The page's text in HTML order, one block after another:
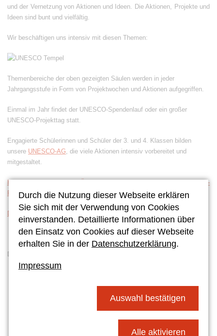
und der Vernetzung von Aktionen und Ideen. Die Aktionen, Projekte und
Ideen sind bunt und vielfältig.
Wir beschäftigen uns intensiv mit diesen Themen:
Themenbereiche der oben gezeigten Säulen werden in jeder
Jahrgangsstufe in Form von Projektwochen und Aktionen aufgegriffen.
Einmal im Jahr findet der UNESCO-Spendenlauf oder ein großer
UNESCO-Projekttag statt.
Engagierte Schülerinnen und Schüler der 3. und 4. Klassen bilden
unsere UNESCO-AG, die viele Aktionen intensiv vorbereitet und
mitgestaltet.
Hier finden Sie einen Überblick über die bayerischen UNESCO-
Projektschulen.
Die UNESCO-Projektschulen in Deutschland finden Sie hier.
Die Kinder der UNESCO AG
Durch die Nutzung dieser Webseite erklären
Sie sich mit der Verwendung von Cookies
einverstanden. Detaillierte Informationen über
den Einsatz von Cookies auf dieser Webseite
erhalten Sie in der Datenschutzerklärung.
Impressum
Auswahl bestätigen
Alle aktivieren